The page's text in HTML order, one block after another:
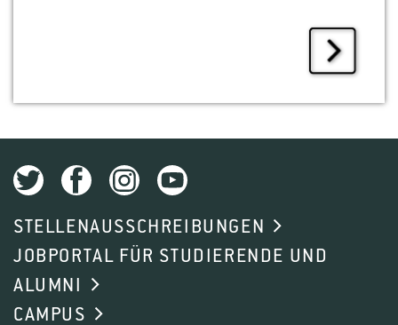
STELLENAUSSCHREIBUNGEN
JOBPORTAL FÜR STUDIERENDE UND
ALUMNI
CAMPUS